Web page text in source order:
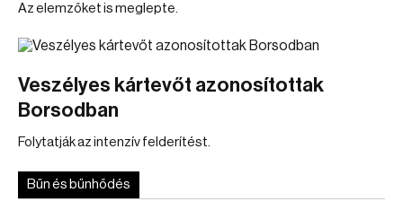
Az elemzőket is meglepte.
Veszélyes kártevőt azonosítottak
Borsodban
Folytatják az intenzív felderítést.
Bűn és bűnhődés